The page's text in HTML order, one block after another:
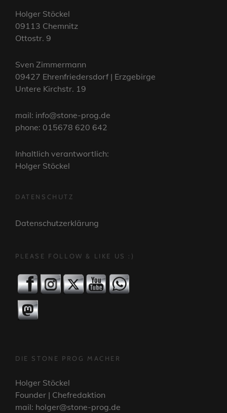
Holger Stöckel
09113 Chemnitz
Ottostr. 9
Sven Zimmermann
09427 Ehrenfriedersdorf | Erzgebirge
Untere Kirchstr. 19
mail: info@stone-prog.de
phone: 015678 620 642
Inhaltlich verantwortlich:
Holger Stöckel
DATENSCHUTZ
Datenschutzerklärung
PLEASE FOLLOW & LIKE US :)
DIE STONE PROG MACHER
Holger Stöckel
Founder | Chefredaktion
mail: holger@stone-prog.de